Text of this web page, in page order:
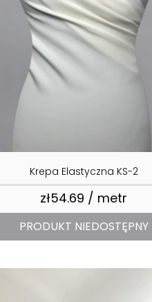
Krepa Elastyczna KS-2
zł54.69 / metr
PRODUKT NIEDOSTĘPNY